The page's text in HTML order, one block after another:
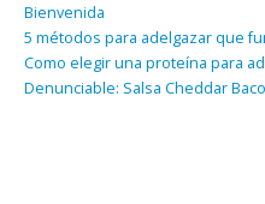
Bienvenida
5 métodos para adelgazar que
Como elegir una proteína para
Denunciable: Salsa Cheddar